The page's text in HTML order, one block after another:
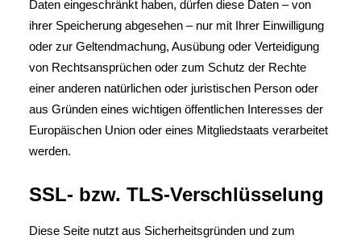
Daten eingeschränkt haben, dürfen diese Daten – von
ihrer Speicherung abgesehen – nur mit Ihrer Einwilligung
oder zur Geltendmachung, Ausübung oder Verteidigung
von Rechtsansprüchen oder zum Schutz der Rechte
einer anderen natürlichen oder juristischen Person oder
aus Gründen eines wichtigen öffentlichen Interesses der
Europäischen Union oder eines Mitgliedstaats verarbeitet
werden.
SSL- bzw. TLS-Verschlüsselung
Diese Seite nutzt aus Sicherheitsgründen und zum